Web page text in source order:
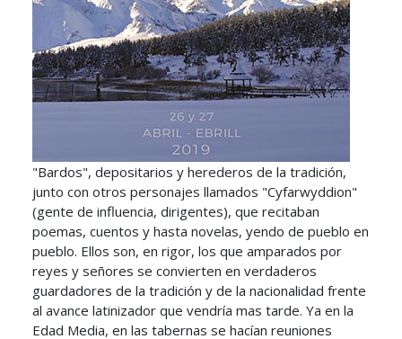
"Bardos", depositarios y herederos de la tradición,
junto con otros personajes llamados "Cyfarwyddion"
(gente de influencia, dirigentes), que recitaban
poemas, cuentos y hasta novelas, yendo de pueblo en
pueblo. Ellos son, en rigor, los que amparados por
reyes y señores se convierten en verdaderos
guardadores de la tradición y de la nacionalidad frente
al avance latinizador que vendría mas tarde. Ya en la
Edad Media, en las tabernas se hacían reuniones